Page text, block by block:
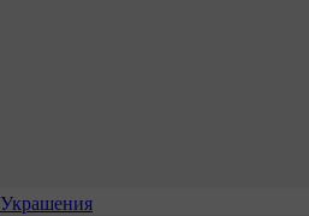
Украшения